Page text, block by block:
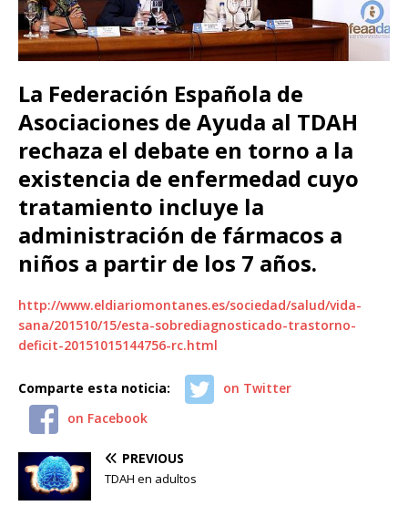
La Federación Española de
Asociaciones de Ayuda al TDAH
rechaza el debate en torno a la
existencia de enfermedad cuyo
tratamiento incluye la
administración de fármacos a
niños a partir de los 7 años.
http://www.eldiariomontanes.es/sociedad/salud/vida-
sana/201510/15/esta-sobrediagnosticado-trastorno-
deficit-20151015144756-rc.html
Comparte esta noticia:
on Twitter
on Facebook
PREVIOUS
TDAH en adultos